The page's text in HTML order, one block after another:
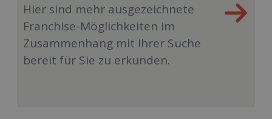
Hier sind mehr ausgezeichnete
Franchise-Möglichkeiten im
Zusammenhang mit Ihrer Suche
bereit für Sie zu erkunden.